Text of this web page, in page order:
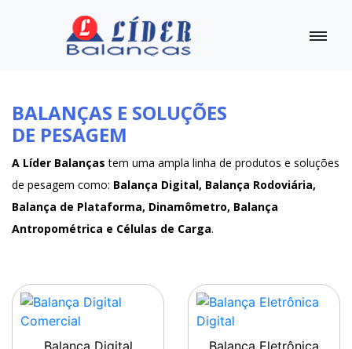
BALANÇAS E SOLUÇÕES
DE PESAGEM
A Líder Balanças tem uma ampla linha de produtos e soluções
de pesagem como: Balança Digital, Balança Rodoviária,
Balança de Plataforma, Dinamômetro, Balança
Antropométrica e Células de Carga.
Balança Digital
Balança Eletrônica